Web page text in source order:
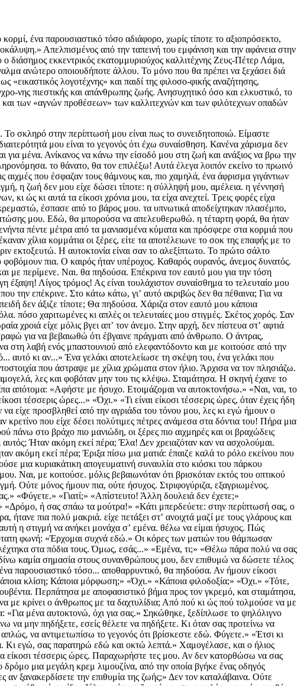
ένα παρουσιαστικό τόσο αδιάφορο, χωρίς τίποτε το αξιοπρόσεκτο,
Απελπισμένος από την ταπεινή του εμφάνιση και την αφάνεια στην
ο διάσημος εκκεντρικός εκατομμυριούχος καλλιτέχνης Ζευς-Πέτερ Λάμα,
ανώτερο οποιουδήποτε άλλου. Το μόνο που θα πρέπει να ξεχάσει διά
λογοτέχνης» και παιδί της φιλοσο-φικής αναζήτησης,
νης πιεστικής και απάνθρωπης ζωής. Ανησυχητικό όσο και ελκυστικό, το
και των «αγνών προθέσεων» των καλλιτεχνών και των φιλότεχνων οπαδών
εξαγριωμένος. «Αυτοκτονώ, δεν γίνομαι θέαμα!» «Παρατηρούσα τα πουλιά.» «Όχι δα. Μόλις γυρίσω την πλάτη, νιώθω τα μάτια σας.» «Ιδέα σας.» «Φύγετε.» «Γιατί;» «Απίστευτο! Άλλη δουλειά δεν έχετε;» Συμβουλεύτηκε νωχελικά το ρολόι του. «Όχι. γευματίζω σε δυο ώρες.» «Αδειάστε μου τη γωνιά!» «Ο βράχος ανήκει σε όλους.» «Δρόμο, ή σας σπάω τα μούτρα!» «Κάτι μπερδεύετε: στην περίπτωσή σας, ο δολοφόνος είναι και θύμα.» «Δεν μπορώ να πεθάνω κάτω από τέτοιες συνθήκες!» Η αδιαφορία που ένιωθα λίγες στιγμές νωρίτερα, ήτανε πια πολύ μακριά. είχε πετάξει στʼ ανοιχτά μαζί με τους γλάρους και μάλλον θα το διασκέδαζε, πάνω απʼ τους υφάλους, ακίνητη, αφήνοντας τον άνεμο να την πηγαίνει. «Θέλω να είμαι μόνος. θέλω αυτή η στιγμή να ανήκει μονάχα σʼ εμένα. θέλω να είμαι ήσυχος. Πώς μπορείτε να παραμένετε πλάι σʼ έναν άνθρωπο που θα κομματιαστεί πάνω στα βράχια;» «Με παθιάζει.» Και πρόσθεσε με γλυκύτατη φωνή: «Έρχομαι συχνά εδώ.» Οι κόρες των ματιών του θάμπωσαν ελαφρά, μνήμες περνούσαν στον ουρανό της ίριδάς του. «Έχω δει πολλούς άντρες και γυναίκες νʼ αυτοκτονούν, και ποτέ δεν μπλέχτηκα στα πόδια τους. Όμως, εσάς...» «Εμένα, τι;» «Θέλω πάρα πολύ να σας συγκρατήσω. Έχω συναίσθηση ότι διακόπτω ένα σχέδιο, ότι σας ενοχλώ. Κι όμως —κι αυτό είναι το παράδοξο—, εγώ που δεν δίνω καμία σημασία στους συνανθρώπους μου, δεν επιθυμώ να δώσετε τέλος στη ζωή σας.» «Γιατί;» «Γιατί σας καταλαβαίνω απολύτως. Αν ήμουν στη θέση σας, θα πηδούσα. Αν είχα το παρουσιαστικό σας, ένα παρουσιαστικό τόσο... αποθαρρυντικό, θα πηδούσα. Αν ήμουν είκοσι χρόνων, σαν κι εσάς, δηλαδή είκοσι χρόνων χωρίς δροσιά, με την όψη ήδη φθαρμένη, θα πηδούσα. Τι ξέρετε να κάνετε; Έχετε κάποια κλίση; Κάποια μόρφωση;» «Όχι.» «Κάποια φιλοδοξία;» «Όχι.» «Τότε, πηδήξτε.» Ετοιμαζόμουν νʼ απαντήσω πως αυτός ήταν που με εμπόδιζε, όταν ένιωσα ότι ήταν καλύτερα να διακόψω αυτήν την κουβέντα. Περπάτησα με αποφασιστικό βήμα προς τον γκρεμό, και σταμάτησα, εξίσου αποφασιστικά, στο χείλος του. Οι σκέψεις μου συγκρατούσαν τα πόδια μου στο έδαφος. Από πού αντλούσε το δικαίωμα να με κρίνει ο άνθρωπος με τα δαχτυλίδια; Από πού κι ώς πού τολμούσε να με θεωρεί άξιο να γίνω κομμάτια; Από πού κι ώς πού μπορούσε να με διατάζει να πηδήξω; Στράφηκα προς το μέρος του και φώναξα: «Για μένα αυτοκτονώ, όχι για σας.» Σηκώθηκε, ξεδίπλωσε το ψηλόλιγνο κορμί του και ήρθε να σταθεί πλάι μου. Ο αέρας τον ταλάντευε μπρος-πίσω. «Είστε στʼ αλήθεια κυκλοθυμικός. Όταν σας προτείνω να μην πηδήξετε, εσείς θέλετε να πηδήξετε. Κι όταν σας προτείνω να πηδήξετε, δεν το θέλετε πια. Πρέπει πάντοτε να είστε πνεύμα αντιλογίας;» «Αυτό που κάνω, αφορά μόνον εμένα. Και αρνούμαι, απλώς, να αντιμετωπίσω το γεγονός ότι βρίσκεστε εδώ. Φύγετε.» «Έτσι κι αλλιώς, είναι πολύ αργά. δεν πρόκειται να πηδήξετε. Όποιος διστάζει πάνω από τέσσερα λεπτά, δεν πηδάει ποτέ. Αποδεδειγμένα. Κι εγώ, σας παρατηρώ εδώ και οκτώ λεπτά.» Χαμογέλασε, και ο ήλιος φώτισε ζωηρά τα πετράδια των δοντιών του. Στραβώθηκα κι ανοιγόκλεισα τα βλέφαρα. Με κάρφωσε σοβαρός. «Σας ζητώ μονάχα είκοσι τέσσερις ώρες. Παραχωρήστε τες μου. Αν δεν κατορθώσω να σας πείσω να ζήσετε, ο σοφέρ μου θα σας φέρει εδώ αύριο, την ίδια ώρα, και θα αυτοκτονήσετε.» Έκανε μια κίνηση και διέκρινα στο δρόμο μια μεγάλη κρεμ λιμουζίνα, από την οποία βγήκε ένας οδηγός ντυμένος με μαύρα δερμάτινα ρούχα, που κάπνιζε ατενίζοντας τον ορίζοντα. «Είκοσι τέσσερις ώρες! Τι είναι είκοσι τέσσερις ώρες αν ξανακερδίσετε την επιθυμία της ζωής;» Δεν τον καταλάβαινα.